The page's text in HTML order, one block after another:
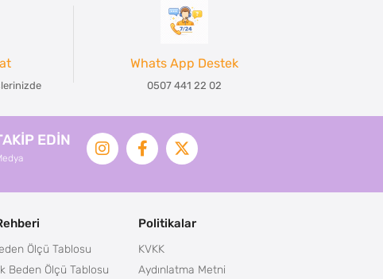
Whats App Destek
0507 441 22 02
EDİN
Ölçü Tablosu
Beden Ölçü Tablosu
Politikalar
KVKK
Aydınlatma Metni